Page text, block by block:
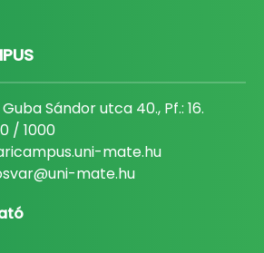
Sándor utca 40., Pf.: 16.
/ 1000
mate.hu
mate.hu